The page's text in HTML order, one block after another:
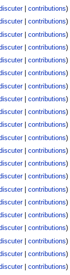
|contributions)
|contributions)
|contributions)
|contributions)
|contributions)
|contributions)
|contributions)
|contributions)
|contributions)
|contributions)
|contributions)
|contributions)
|contributions)
|contributions)
|contributions)
|contributions)
|contributions)
|contributions)
|contributions)
|contributions)
|contributions)